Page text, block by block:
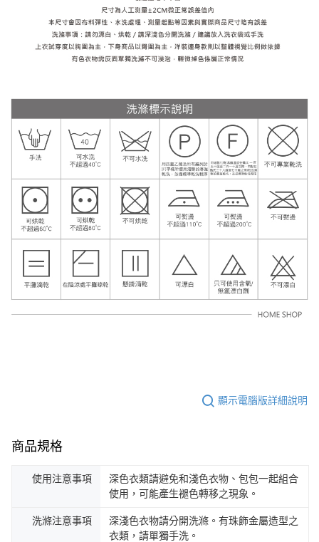
顯示電腦版詳細說明
商品規格
使用注意事項
深色衣類請避免和淺色衣物、包包一起組合
使用，可能產生褪色轉移之現象。
洗滌注意事項
深淺色衣物請分開洗滌。有珠飾金屬造型之
衣類，請單獨手洗。